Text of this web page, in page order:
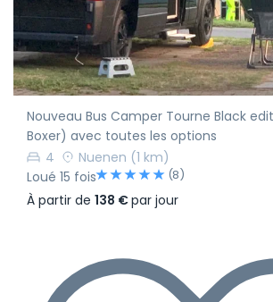
Nouveau Bus Camper Tourne Black
Boxer) avec toutes les options
4
Nuenen (1 km)
Loué 15 fois
(8)
À partir de 138 €par jour